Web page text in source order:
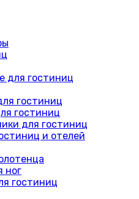
для гостиниц
гостиниц
гостиниц
для гостиниц
и отелей
ног
гостиниц